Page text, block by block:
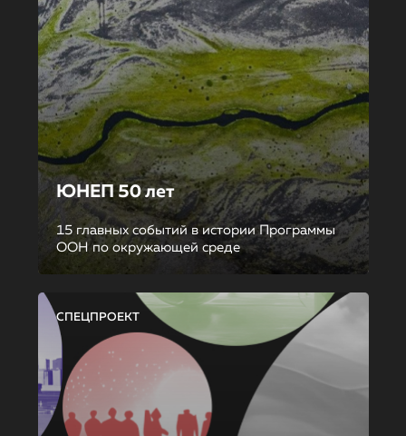
ЮНЕП 50 лет
15 главных событий в истории Программы
ООН по окружающей среде
СПЕЦПРОЕКТ